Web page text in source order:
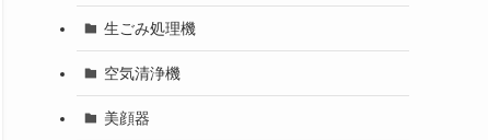
生ごみ処理機
空気清浄機
美顔器